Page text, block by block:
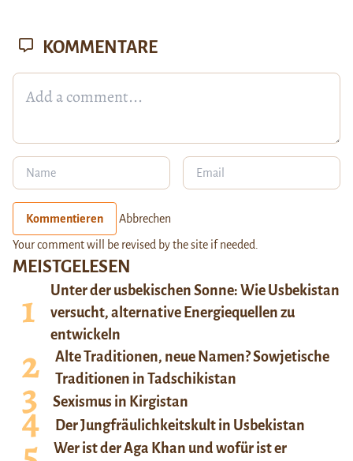
MEISTGELESEN
Unter der usbekischen Sonne: Wie Usbekistan
versucht, alternative Energiequellen zu
entwickeln
Alte Traditionen, neue Namen? Sowjetische
Traditionen in Tadschikistan
Sexismus in Kirgistan
Der Jungfräulichkeitskult in Usbekistan
Wer ist der Aga Khan und wofür ist er
KOMMENTARE
Kommentieren Abbrechen
Your comment will be revised by the site if needed.